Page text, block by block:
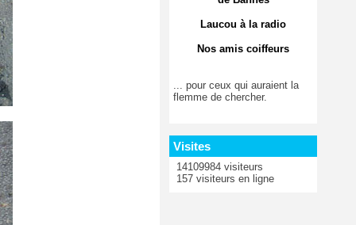
Laucou à la radio
Nos amis coiffeurs
... pour ceux qui auraient la
flemme de chercher.
Visites
14109984 visiteurs
157 visiteurs en ligne